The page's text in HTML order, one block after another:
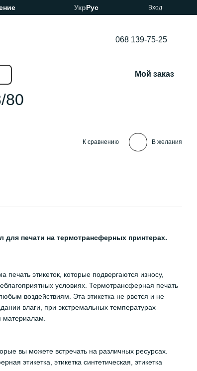
УкрРус Вход
068 139-75-25
Мой заказ
80
К сравнению В желания
печати на термотрансферных принтерах.
этикеток, которые подвергаются износу,
условиях. Термотрансферная печать
воздействиям. Эта этикетка не рвется и не
влаги, при экстремальных температурах
материалам.
вы можете встречать на различных ресурсах.
этикетка, этикетка синтетическая, этикетка